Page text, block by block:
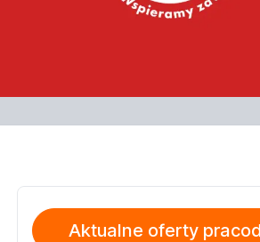
Aktualne oferty